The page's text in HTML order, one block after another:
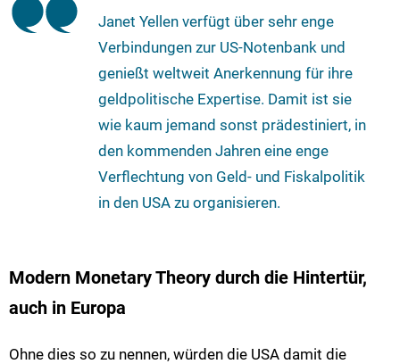
Janet Yellen verfügt über sehr enge
Verbindungen zur US-Notenbank und
genießt weltweit Anerkennung für ihre
geldpolitische Expertise. Damit ist sie
wie kaum jemand sonst prädestiniert, in
den kommenden Jahren eine enge
Verflechtung von Geld- und Fiskalpolitik
in den USA zu organisieren.
Modern Monetary Theory durch die Hintertür,
auch in Europa
Ohne dies so zu nennen, würden die USA damit die